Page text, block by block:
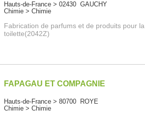
Hauts-de-France > 02430 GAUCHY
Chimie > Chimie
Fabrication de parfums et de produits pour la
toilette(2042Z)
FAPAGAU ET COMPAGNIE
Hauts-de-France > 80700 ROYE
Chimie > Chimie